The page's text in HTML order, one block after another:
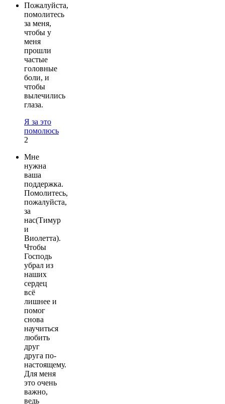
Пожалуйста,
помолитесь
за меня,
чтобы у
меня
прошли
частые
головные
боли, и
чтобы
вылечились
глаза.
Я за это
помолюсь
2
Мне
нужна
ваша
поддержка.
Помолитесь,
пожалуйста,
за
нас(Тимур
и
Виолетта).
Чтобы
Господь
убрал из
наших
сердец
всё
лишнее и
помог
снова
научиться
любить
друг
друга по-
настоящему.
Для меня
это очень
важно,
ведь